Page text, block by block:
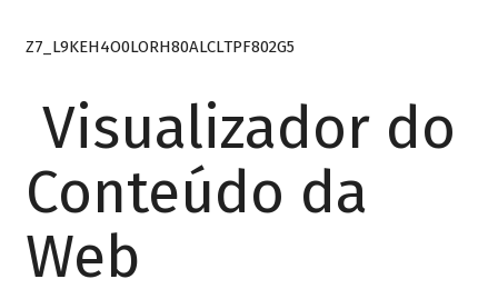
Z7_L9KEH4O0LORH80ALCLTPF802G5
Visualizador do
Conteúdo da
Web